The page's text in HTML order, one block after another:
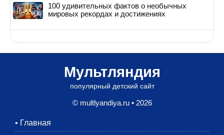
100 удивительных фактов о необычных
мировых рекордах и достижениях
Мультляндия
популярный детский сайт
© multlyandiya.ru • 2026
• Главная